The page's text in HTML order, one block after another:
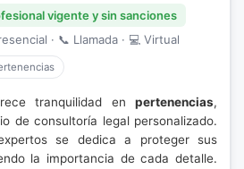
vigente y sin sanciones
· 📞 Llamada · 💻 Virtual
tranquilidad en pertenencias,
de consultoría legal personalizado.
se dedica a proteger sus
la importancia de cada detalle.